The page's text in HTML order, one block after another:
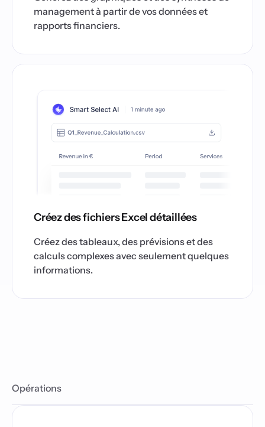
management à partir de vos données et
rapports financiers.
Créez des fichiers Excel détaillées
Créez des tableaux, des prévisions et des
calculs complexes avec seulement quelques
informations.
Opérations